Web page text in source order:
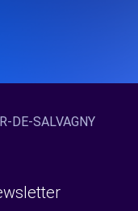
DE-SALVAGNY